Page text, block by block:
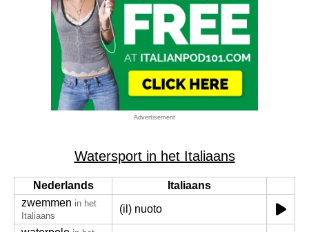
Advertisement
Watersport in het Italiaans
Nederlands
Italiaans
zwemmen in het
Italiaans
(il) nuoto